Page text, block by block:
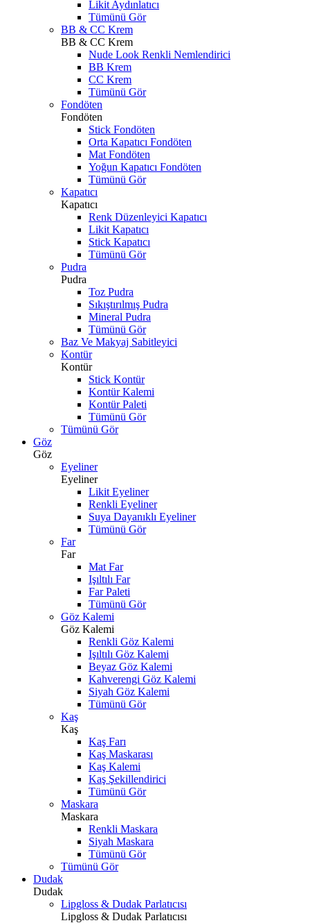
Likit Aydınlatıcı
Tümünü Gör
BB & CC Krem
BB & CC Krem
Nude Look Renkli Nemlendirici
BB Krem
CC Krem
Tümünü Gör
Fondöten
Fondöten
Stick Fondöten
Orta Kapatıcı Fondöten
Mat Fondöten
Yoğun Kapatıcı Fondöten
Tümünü Gör
Kapatıcı
Kapatıcı
Renk Düzenleyici Kapatıcı
Likit Kapatıcı
Stick Kapatıcı
Tümünü Gör
Pudra
Pudra
Toz Pudra
Sıkıştırılmış Pudra
Mineral Pudra
Tümünü Gör
Baz Ve Makyaj Sabitleyici
Kontür
Kontür
Stick Kontür
Kontür Kalemi
Kontür Paleti
Tümünü Gör
Tümünü Gör
Göz
Göz
Eyeliner
Eyeliner
Likit Eyeliner
Renkli Eyeliner
Suya Dayanıklı Eyeliner
Tümünü Gör
Far
Far
Mat Far
Işıltılı Far
Far Paleti
Tümünü Gör
Göz Kalemi
Göz Kalemi
Renkli Göz Kalemi
Işıltılı Göz Kalemi
Beyaz Göz Kalemi
Kahverengi Göz Kalemi
Siyah Göz Kalemi
Tümünü Gör
Kaş
Kaş
Kaş Farı
Kaş Maskarası
Kaş Kalemi
Kaş Şekillendirici
Tümünü Gör
Maskara
Maskara
Renkli Maskara
Siyah Maskara
Tümünü Gör
Tümünü Gör
Dudak
Dudak
Lipgloss & Dudak Parlatıcısı
Lipgloss & Dudak Parlatıcısı